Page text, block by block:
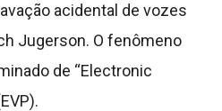
acidental de vozes
Jugerson. O fenômeno
de “Electronic